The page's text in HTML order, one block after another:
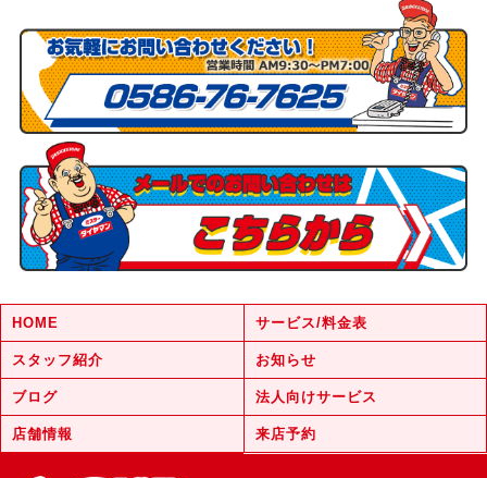
HOME サービス/料金表
スタッフ紹介 お知らせ
ブログ 法人向けサービス
店舗情報 来店予約